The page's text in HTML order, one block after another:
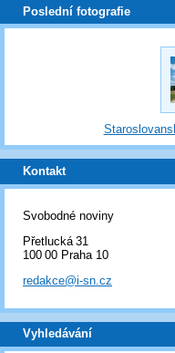
Poslední fotografie
Kontakt
Svobodné noviny
Přetlucká 31
100 00 Praha 10
redakce@i-sn.cz
Vyhledávání